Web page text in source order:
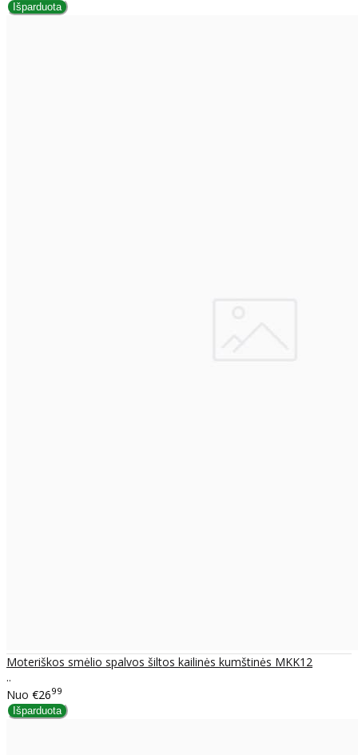
Moteriškos smėlio spalvos šiltos kailinės kumštinės MKK12
..
Nuo €2699